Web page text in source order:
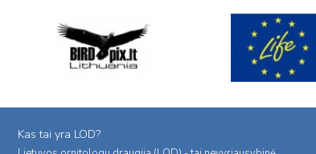
Kas tai yra LOD?